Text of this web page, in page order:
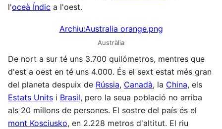
l'oceà Índic a l'oest.
Archiu:Australia orange.png
Austràlia
De nort a sur té uns 3.700 quilómetros, mentres que
d'est a oest en té uns 4.000. És el sext estat més gran
del planeta despuix de Rússia, Canadà, la China, els
Estats Units i Brasil, pero la seua població no arriba
als 20 millons de persones. El sostre del país és el
mont Kosciusko, en 2.228 metros d'altitut. El riu